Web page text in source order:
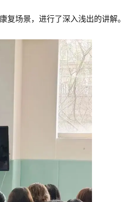
复场景，进行了深入浅出的讲解。